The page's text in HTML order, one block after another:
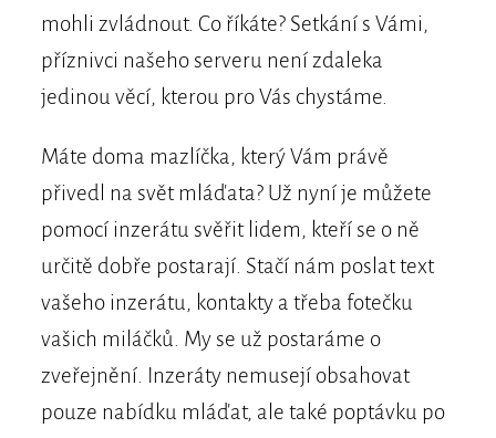
mohli zvládnout. Co říkáte? Setkání s Vámi,
příznivci našeho serveru není zdaleka
jedinou věcí, kterou pro Vás chystáme.
Máte doma mazlíčka, který Vám právě
přivedl na svět mláďata? Už nyní je můžete
pomocí inzerátu svěřit lidem, kteří se o ně
určitě dobře postarají. Stačí nám poslat text
vašeho inzerátu, kontakty a třeba fotečku
vašich miláčků. My se už postaráme o
zveřejnění. Inzeráty nemusejí obsahovat
pouze nabídku mláďat, ale také poptávku po